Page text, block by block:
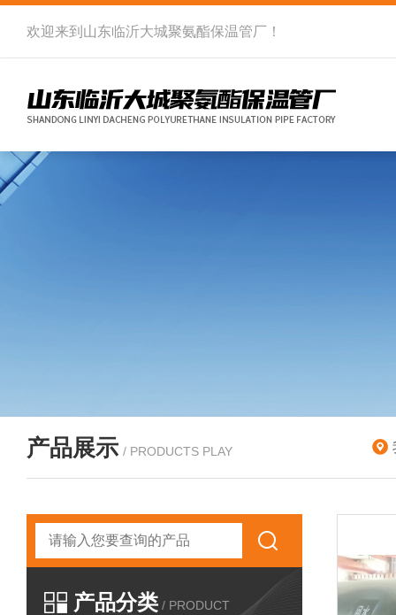
欢迎来到 山东临沂大城聚氨酯保温管厂 ！
产品展示 / PRODUCTS PLAY
产品分类 / PRODUCT